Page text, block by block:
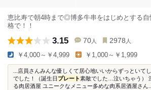
恵比寿で朝4時まで◎博多牛串をはじめとする自
格で！！
3.15 70 人 2978 人
￥4,000～￥4,999 ￥1,000～￥1,999
...店員さんみんな優しくて居心地いいからずっといて
でした！（誕生日 プレート素敵でした…泣いちゃう）
る肉居酒屋 ユニークなメニュー多めな肉系居酒屋さん...